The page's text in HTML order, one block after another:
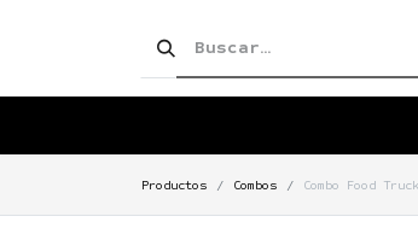
Productos Combos Combo Food